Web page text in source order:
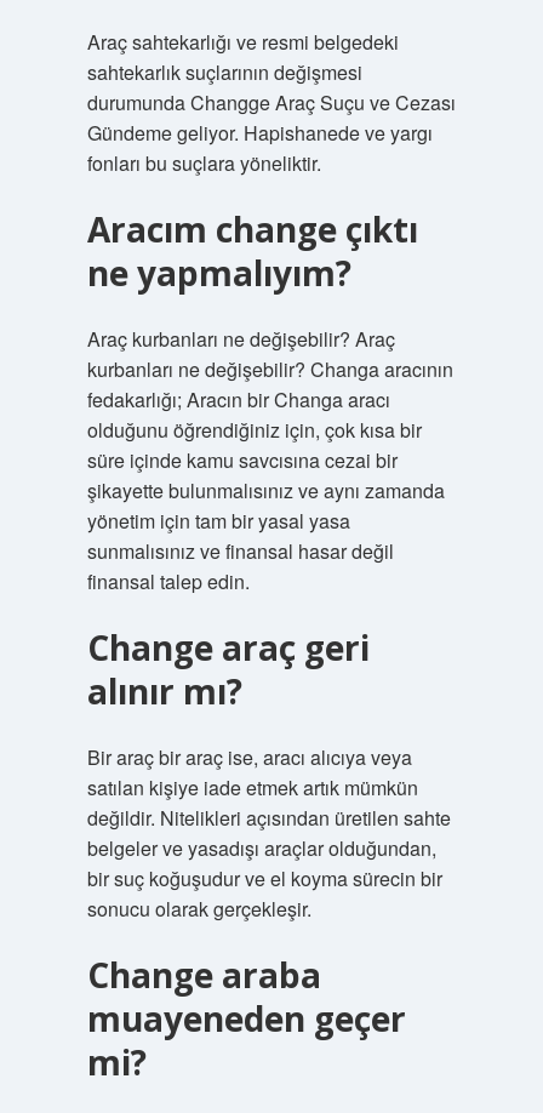
Araç sahtekarlığı ve resmi belgedeki
sahtekarlık suçlarının değişmesi
durumunda Changge Araç Suçu ve Cezası
Gündeme geliyor. Hapishanede ve yargı
fonları bu suçlara yöneliktir.
Aracım change çıktı
ne yapmalıyım?
Araç kurbanları ne değişebilir? Araç
kurbanları ne değişebilir? Changa aracının
fedakarlığı; Aracın bir Changa aracı
olduğunu öğrendiğiniz için, çok kısa bir
süre içinde kamu savcısına cezai bir
şikayette bulunmalısınız ve aynı zamanda
yönetim için tam bir yasal yasa
sunmalısınız ve finansal hasar değil
finansal talep edin.
Change araç geri
alınır mı?
Bir araç bir araç ise, aracı alıcıya veya
satılan kişiye iade etmek artık mümkün
değildir. Nitelikleri açısından üretilen sahte
belgeler ve yasadışı araçlar olduğundan,
bir suç koğuşudur ve el koyma sürecin bir
sonucu olarak gerçekleşir.
Change araba
muayeneden geçer
mi?